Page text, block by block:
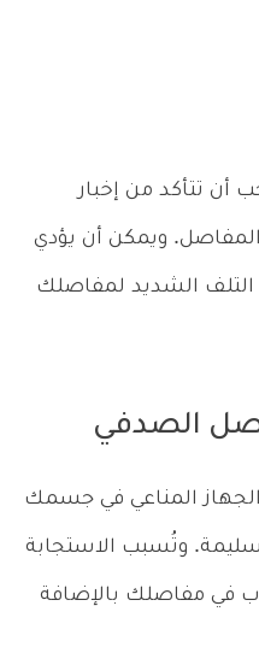
أن تتأكد من إخبار
ويمكن أن يؤدي
التلف الشديد لمفاصلك
الصدفي
المناعي في جسمك
وتُسبب الاستجابة
في مفاصلك بالإضافة